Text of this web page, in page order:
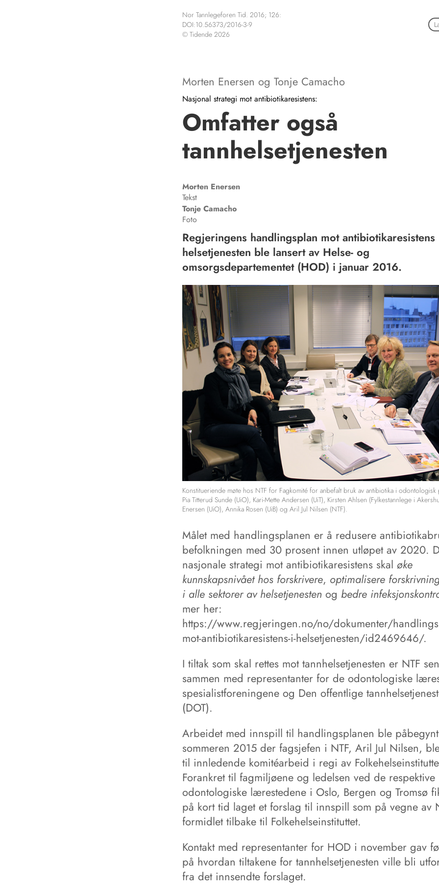
Nor Tannlegeforen Tid. 2016; 126:
DOI:10.56373/2016-3-9
© Tidende 2026
Morten Enersen og Tonje Camacho
Nasjonal strategi mot antibiotikaresistens:
Omfatter også
tannhelsetjenesten
Morten Enersen
Tekst
Tonje Camacho
Foto
Regjeringens handlingsplan mot antibiotikaresistens
helsetjenesten ble lansert av Helse- og
omsorgsdepartementet (HOD) i januar 2016.
Konstitueriende møte hos NTF for Fagkomité for anbefalt bruk av antibiotika i odontologisk
Pia Titterud Sunde (UiO), Kari-Mette Andersen (UiT), Kirsten Ahlsen (Fylkestannlege i
Enersen (UiO), Annika Rosen (UiB) og Aril Jul Nilsen (NTF).
Målet med handlingsplanen er å redusere
befolkningen med 30 prosent innen utløpet av 2020.
nasjonale strategi mot antibiotikaresistens skal øke
kunnskapsnivået hos forskrivere, optimalisere
i alle sektorer av helsetjenesten og bedre
mer her:
https://www.regjeringen.no/no/dokumenter/
mot-antibiotikaresistens-i-helsetjenesten/id2469646/.
I tiltak som skal rettes mot tannhelsetjenesten er NTF
sammen med representanter for de odontologiske
spesialistforeningene og Den offentlige
(DOT).
Arbeidet med innspill til handlingsplanen ble påbegynt
sommeren 2015 der fagsjefen i NTF, Aril Jul Nilsen,
til innledende komitéarbeid i regi av
Forankret til fagmiljøene og ledelsen ved de respektive
odontologiske lærestedene i Oslo, Bergen og Tromsø
på kort tid laget et forslag til innspill som på vegne av
formidlet tilbake til Folkehelseinstituttet.
Kontakt med representanter for HOD i november gav
på hvordan tiltakene for tannhelsetjenesten ville bli
fra det innsendte forslaget.